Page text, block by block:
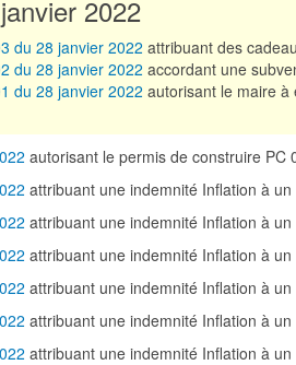
2022
du 28 janvier 2022 attribuant des
du 28 janvier 2022 accordant une
du 28 janvier 2022 autorisant le maire à
autorisant le permis de construire PC
attribuant une indemnité Inflation à
attribuant une indemnité Inflation à
attribuant une indemnité Inflation à
attribuant une indemnité Inflation à
attribuant une indemnité Inflation à
attribuant une indemnité Inflation à